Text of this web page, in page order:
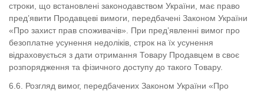
строки, що встановлені законодавством України, має право
пред’явити Продавцеві вимоги, передбачені Законом України
«Про захист прав споживачів». При пред’явленні вимог про
безоплатне усунення недоліків, строк на їх усунення
відраховується з дати отримання Товару Продавцем в своє
розпорядження та фізичного доступу до такого Товару.
6.6. Розгляд вимог, передбачених Законом України «Про